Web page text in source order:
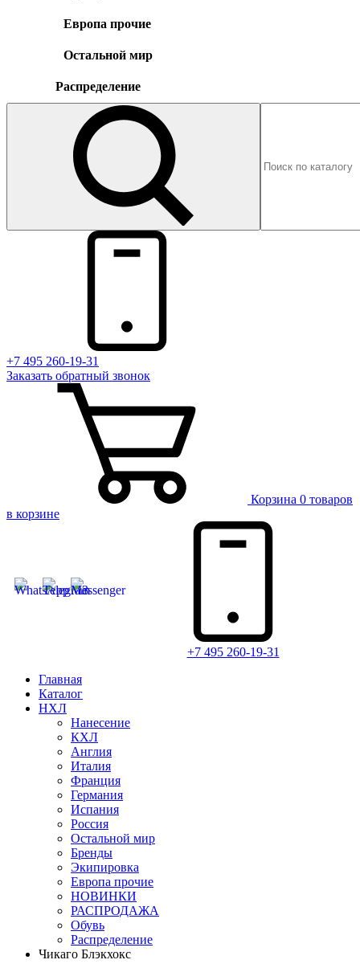
Европа прочие
Остальной мир
Распределение
+7 495 260-19-31
Заказать обратный звонок
Корзина 0 товаров
в корзине
+7 495 260-19-31
Главная
Каталог
НХЛ
Нанесение
КХЛ
Англия
Италия
Франция
Германия
Испания
Россия
Остальной мир
Бренды
Экипировка
Европа прочие
НОВИНКИ
РАСПРОДАЖА
Обувь
Распределение
Чикаго Блэкхокс